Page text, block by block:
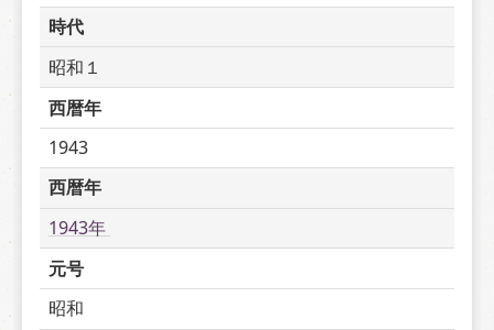
時代
昭和１
西暦年
1943
西暦年
1943年
元号
昭和